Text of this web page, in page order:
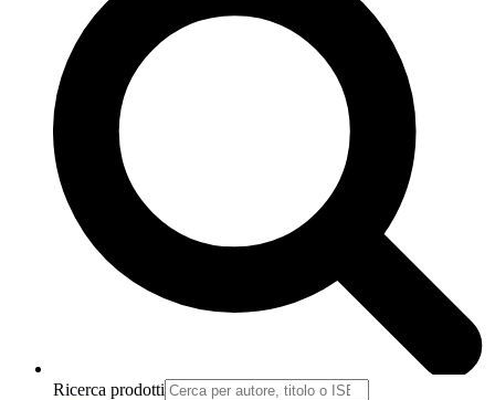
Ricerca prodotti